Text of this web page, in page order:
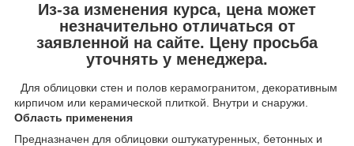
Из-за изменения курса, цена может
незначительно отличаться от
заявленной на сайте. Цену просьба
уточнять у менеджера.
Для облицовки стен и полов керамогранитом, декоративным
кирпичом или керамической плиткой. Внутри и снаружи.
Область применения
Предназначен для облицовки оштукатуренных, бетонных и